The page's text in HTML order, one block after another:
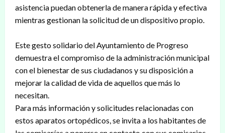
asistencia puedan obtenerla de manera rápida y efectiva
mientras gestionan la solicitud de un dispositivo propio.
Este gesto solidario del Ayuntamiento de Progreso
demuestra el compromiso de la administración municipal
con el bienestar de sus ciudadanos y su disposición a
mejorar la calidad de vida de aquellos que más lo
necesitan.
Para más información y solicitudes relacionadas con
estos aparatos ortopédicos, se invita a los habitantes de